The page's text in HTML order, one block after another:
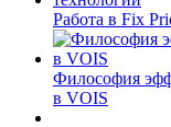
Работа в Fix
Философия
в VOIS